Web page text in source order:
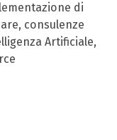
di
consulenze
Artificiale,